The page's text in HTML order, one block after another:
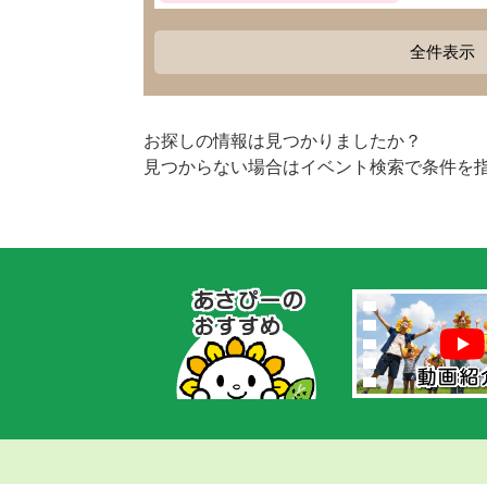
全件表示
お探しの情報は見つかりましたか？
見つからない場合はイベント検索で条件を
あ